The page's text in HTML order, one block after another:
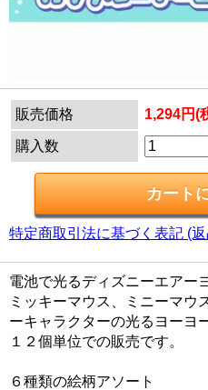
販売価格 1,294円(
購入数
特定商取引法に基づく表記 (
電池で光るディズニーエアー
ミッキーマウス、ミニーマウ
ーキャラクターの光るヨーヨ
１２個単位での販売です。
６種類の絵柄アソート